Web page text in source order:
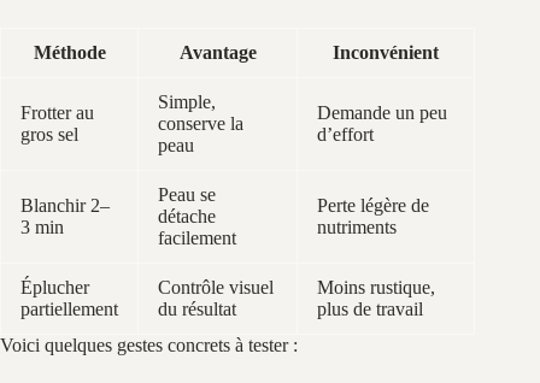
Méthode Avantage Inconvénient
Frotter au
gros sel
Simple,
conserve la
peau
Demande un peu
d’effort
Blanchir 2–
3 min
Peau se
détache
facilement
Perte légère de
nutriments
Éplucher
partiellement
Contrôle visuel
du résultat
Moins rustique,
plus de travail
Voici quelques gestes concrets à tester :